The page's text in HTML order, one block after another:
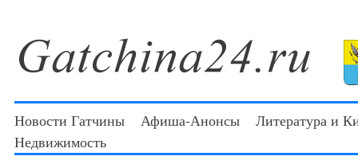
Новости Гатчины Афиша-Анонсы
Литература и
Недвижимость